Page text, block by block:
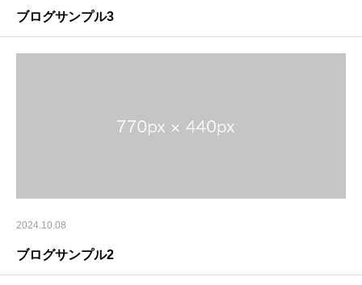
ブログサンプル3
2024.10.08
ブログサンプル2